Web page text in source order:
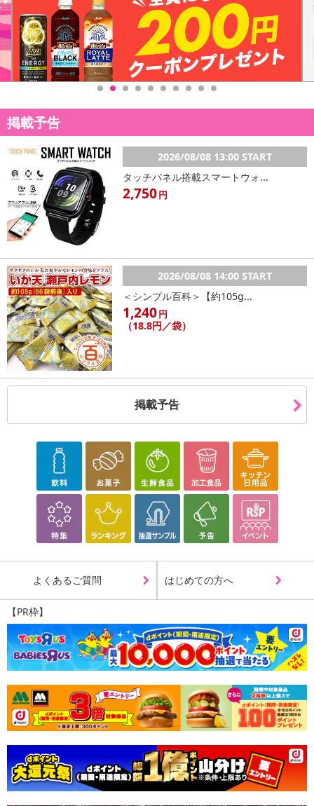
掲載予告
2026/08/08 13:00 START
タッチパネル搭載スマートウォ...
2,750円
2026/08/08 14:00 START
＜シンプル百科＞【約105g...
1,240円
（18.8円／袋）
掲載予告
よくあるご質問 はじめての方へ
【PR枠】